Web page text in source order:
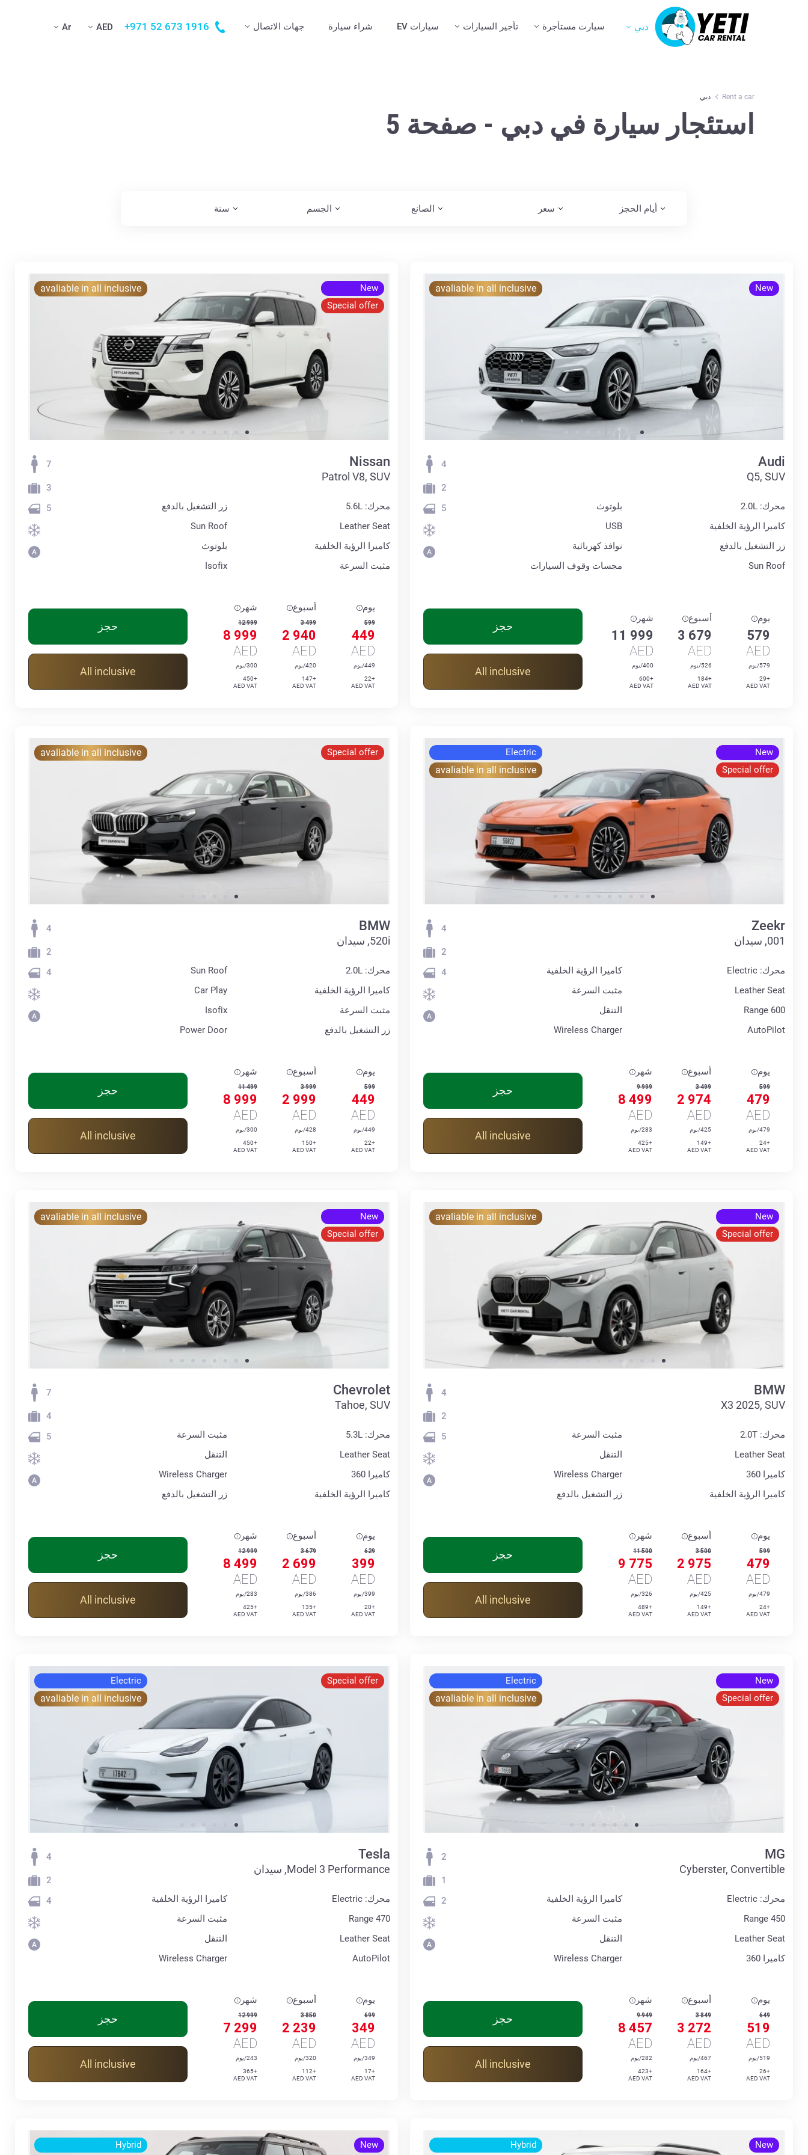
دبي سيارت مستأجرة تأجير السيارات سيارات EV شراء سيارة جهات الاتصال +971 52 673 1916
AED
Ar
Rent a car دبي
استئجار سيارة في دبي - صفحة 5
أيام الحجز سعر الصانع الجسم سنة
New
avaliable in all inclusive
Audi
Q5, SUV
محرك: 2.0L
كاميرا الرؤية الخلفية
زر التشغيل بالدفع
Sun Roof
بلوتوث
USB
نوافذ كهربائية
مجسات وقوف السيارات
4
2
5
يوم
579
AED
579/يوم
+29
AED VAT
أسبوع
3 679
AED
526/يوم
+184
AED VAT
شهر
11 999
AED
400/يوم
+600
AED VAT
حجز
All inclusive
New
Special offer
avaliable in all inclusive
Nissan
Patrol V8, SUV
محرك: 5.6L
Leather Seat
كاميرا الرؤية الخلفية
مثبت السرعة
زر التشغيل بالدفع
Sun Roof
بلوتوث
Isofix
7
3
5
يوم
599
449
AED
449/يوم
+22
AED VAT
أسبوع
3 499
2 940
AED
420/يوم
+147
AED VAT
شهر
12 999
8 999
AED
300/يوم
+450
AED VAT
حجز
All inclusive
New
Special offer
Electric
avaliable in all inclusive
Zeekr
001, سيدان
محرك: Electric
Leather Seat
Range 600
AutoPilot
كاميرا الرؤية الخلفية
مثبت السرعة
التنقل
Wireless Charger
4
2
4
يوم
599
479
AED
479/يوم
+24
AED VAT
أسبوع
3 499
2 974
AED
425/يوم
+149
AED VAT
شهر
9 999
8 499
AED
283/يوم
+425
AED VAT
حجز
All inclusive
Special offer
avaliable in all inclusive
BMW
520i, سيدان
محرك: 2.0L
كاميرا الرؤية الخلفية
مثبت السرعة
زر التشغيل بالدفع
Sun Roof
Car Play
Isofix
Power Door
4
2
4
يوم
599
449
AED
449/يوم
+22
AED VAT
أسبوع
3 999
2 999
AED
428/يوم
+150
AED VAT
شهر
11 499
8 999
AED
300/يوم
+450
AED VAT
حجز
All inclusive
New
Special offer
avaliable in all inclusive
BMW
X3 2025, SUV
محرك: 2.0T
Leather Seat
كاميرا 360
كاميرا الرؤية الخلفية
مثبت السرعة
التنقل
Wireless Charger
زر التشغيل بالدفع
4
2
5
يوم
599
479
AED
479/يوم
+24
AED VAT
أسبوع
3 500
2 975
AED
425/يوم
+149
AED VAT
شهر
11 500
9 775
AED
326/يوم
+489
AED VAT
حجز
All inclusive
New
Special offer
avaliable in all inclusive
Chevrolet
Tahoe, SUV
محرك: 5.3L
Leather Seat
كاميرا 360
كاميرا الرؤية الخلفية
مثبت السرعة
التنقل
Wireless Charger
زر التشغيل بالدفع
7
4
5
يوم
629
399
AED
399/يوم
+20
AED VAT
أسبوع
3 679
2 699
AED
386/يوم
+135
AED VAT
شهر
12 999
8 499
AED
283/يوم
+425
AED VAT
حجز
All inclusive
New
Special offer
Electric
avaliable in all inclusive
MG
Cyberster, Convertible
محرك: Electric
Range 450
Leather Seat
كاميرا 360
كاميرا الرؤية الخلفية
مثبت السرعة
التنقل
Wireless Charger
2
1
2
يوم
649
519
AED
519/يوم
+26
AED VAT
أسبوع
3 849
3 272
AED
467/يوم
+164
AED VAT
شهر
9 949
8 457
AED
282/يوم
+423
AED VAT
حجز
All inclusive
Special offer
Electric
avaliable in all inclusive
Tesla
Model 3 Performance, سيدان
محرك: Electric
Range 470
Leather Seat
AutoPilot
كاميرا الرؤية الخلفية
مثبت السرعة
التنقل
Wireless Charger
4
2
4
يوم
699
349
AED
349/يوم
+17
AED VAT
أسبوع
3 850
2 239
AED
320/يوم
+112
AED VAT
شهر
12 999
7 299
AED
243/يوم
+365
AED VAT
حجز
All inclusive
New
Hybrid
New
Hybrid